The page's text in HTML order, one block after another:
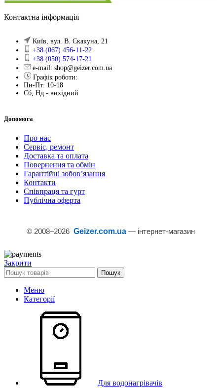
Контактна інформація
Київ, вул. В. Скакуна, 21
+38 (067) 456-11-22
+38 (050) 574-17-21
e-mail: shop@geizer.com.ua
Графік роботи:
Пн-Пт: 10-18
Сб, Нд - вихідний
Допомога
Про нас
Сервіс, ремонт
Доставка та оплата
Повернення та обмін
Гарантійні зобов’язання
Контакти
Співпраця та гурт
Публічна оферта
© 2008–2026 Geizer.com.ua— інтернет-магазин
Закрити
Пошук
Меню
Категорії
Для водонагрівачів